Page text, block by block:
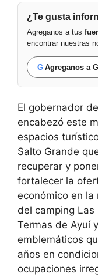
¿Te gusta
Agreganos a tus
encontrar nuestras
G Agreganos a
El gobernador
encabezó este
espacios
Salto Grande
recuperar y
fortalecer la
económico en
del camping
Termas de Ayuí
emblemáticos
años en
ocupaciones